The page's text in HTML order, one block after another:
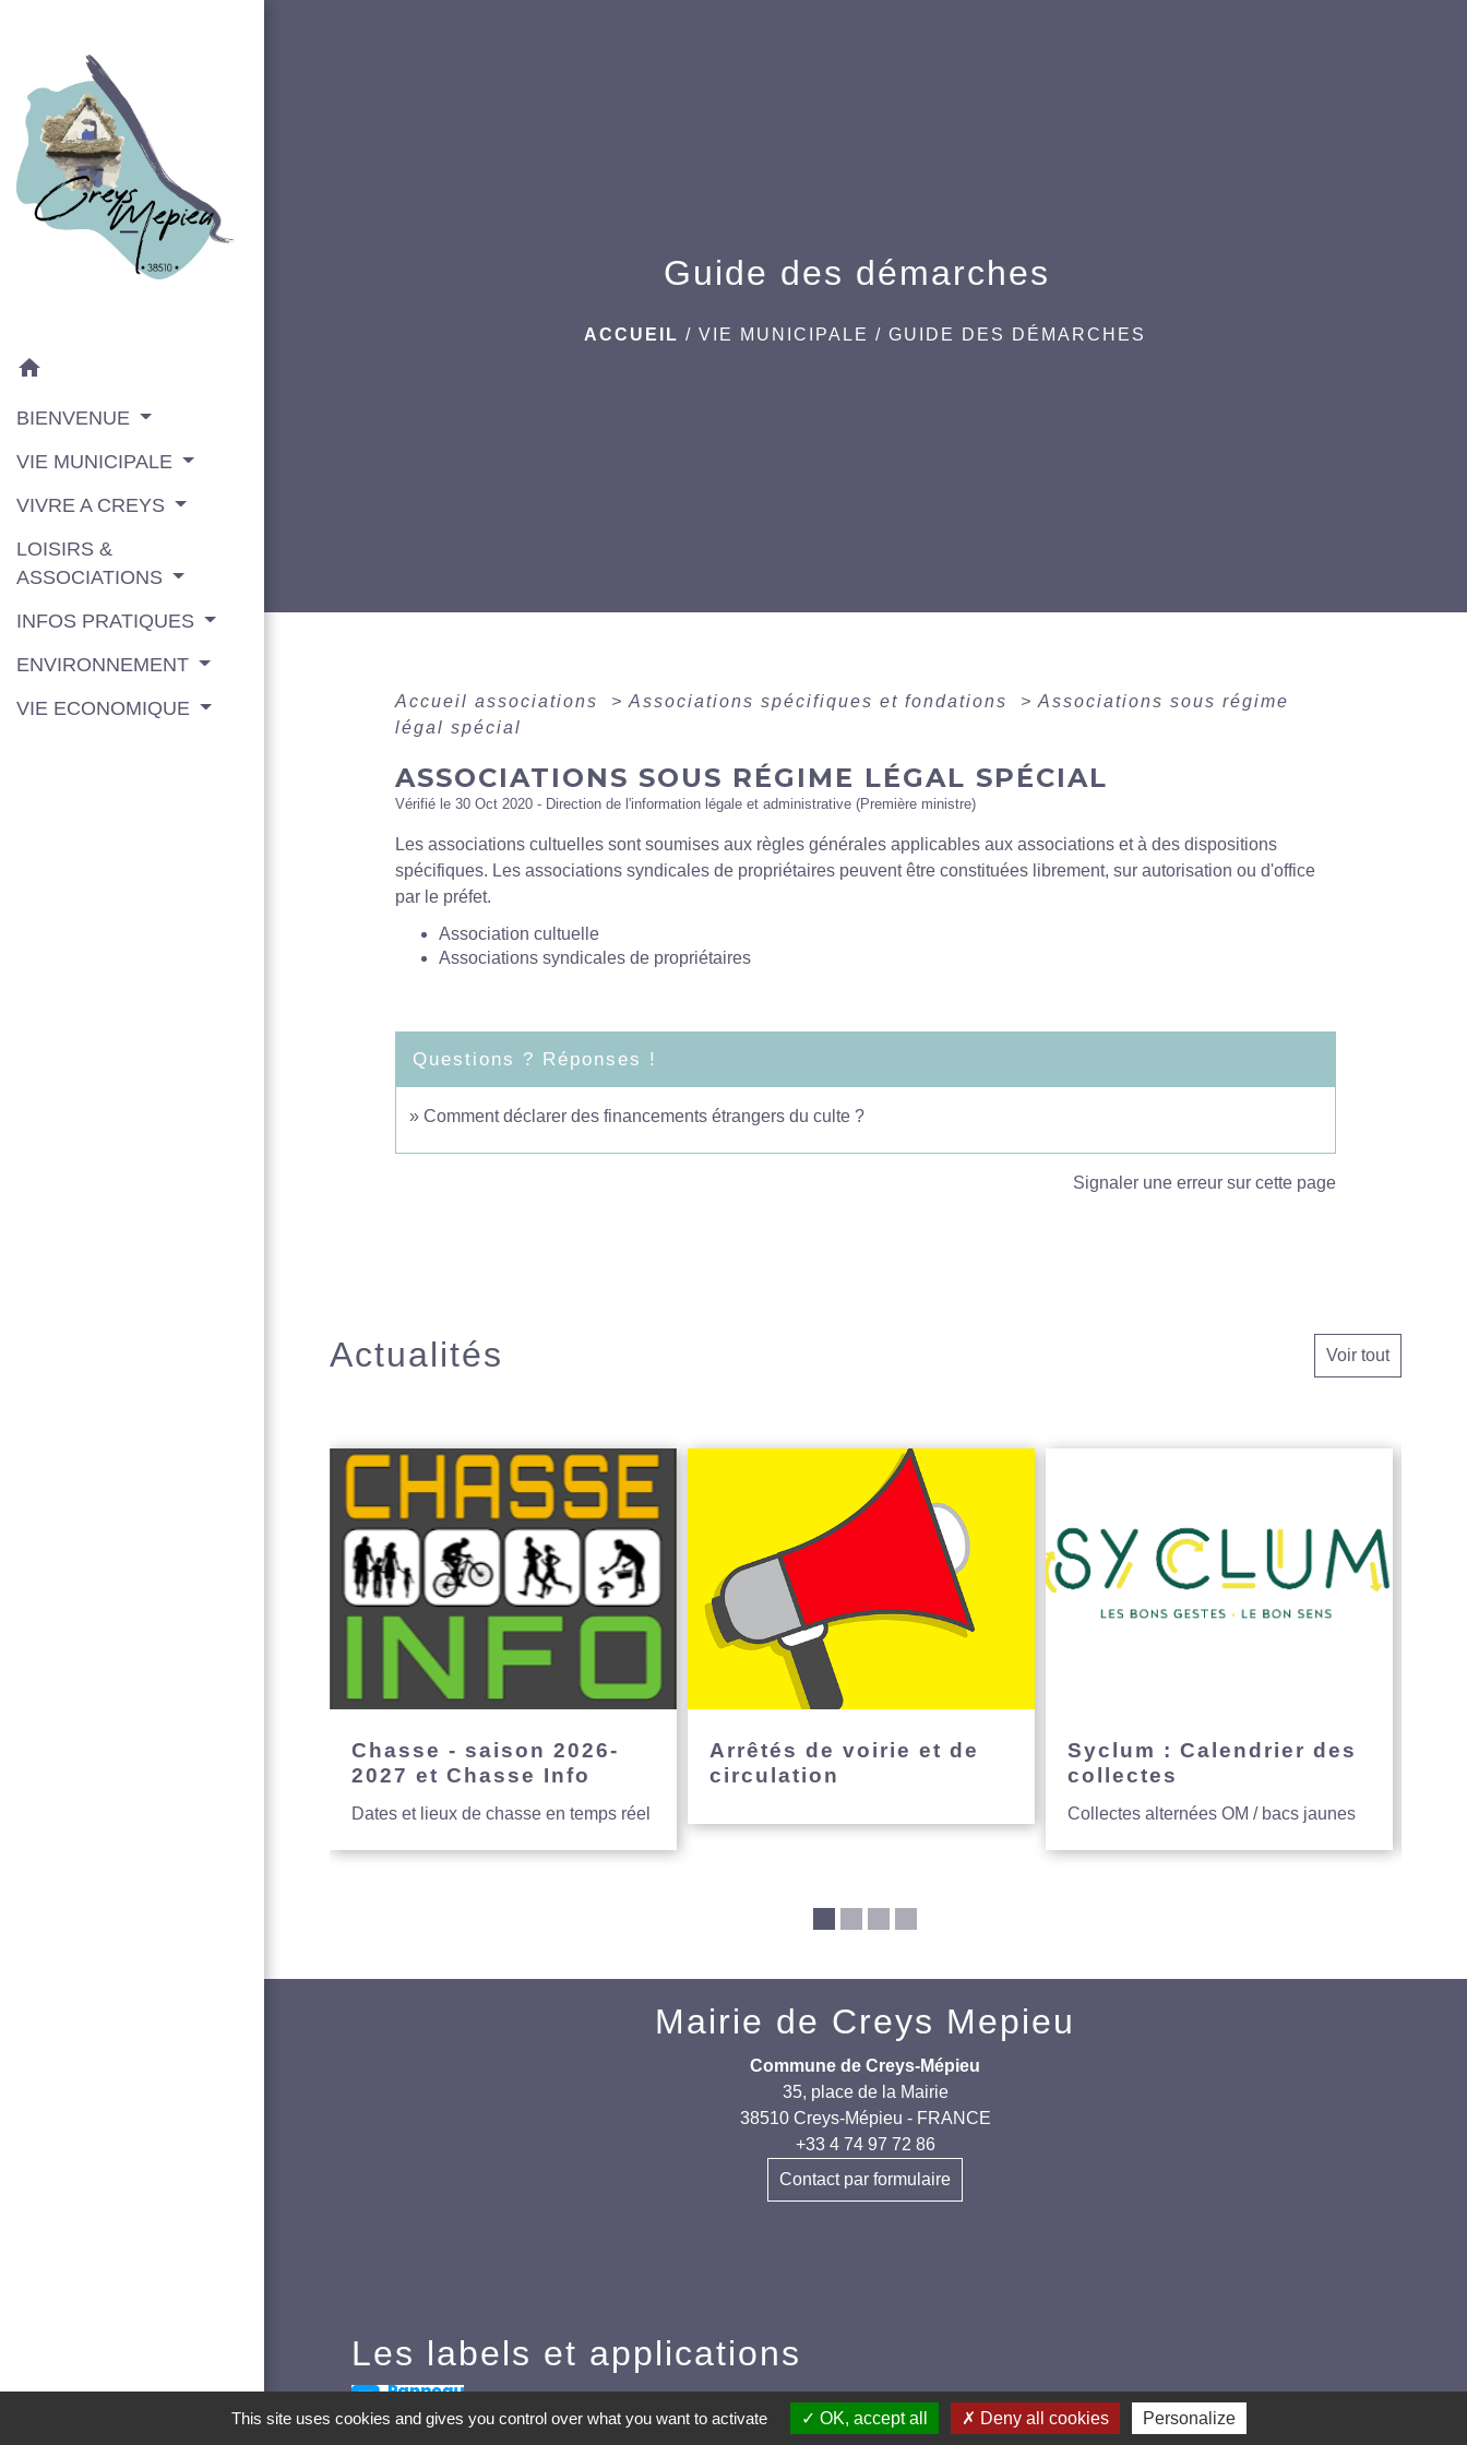
home
BIENVENUE
VIE MUNICIPALE
VIVRE A CREYS
LOISIRS &
ASSOCIATIONS
INFOS PRATIQUES
ENVIRONNEMENT
VIE ECONOMIQUE
Guide des démarches
ACCUEIL /VIE MUNICIPALE /GUIDE DES DÉMARCHES
Accueil associations > Associations spécifiques et fondations > Associations sous régime
légal spécial
ASSOCIATIONS SOUS RÉGIME LÉGAL SPÉCIAL
Vérifié le 30 Oct 2020 - Direction de l'information légale et administrative (Première ministre)
Les associations cultuelles sont soumises aux règles générales applicables aux associations et à des dispositions
spécifiques. Les associations syndicales de propriétaires peuvent être constituées librement, sur autorisation ou d'office
par le préfet.
Association cultuelle
Associations syndicales de propriétaires
Questions ? Réponses !
Comment déclarer des financements étrangers du culte ?
Signaler une erreur sur cette page
Actualités Voir tout
Chasse - saison 2026-
2027 et Chasse Info
Dates et lieux de chasse en temps réel
Arrêtés de voirie et de
circulation
Syclum : Calendrier des
collectes
Collectes alternées OM / bacs jaunes
Mairie de Creys Mepieu
Commune de Creys-Mépieu
35, place de la Mairie
38510 Creys-Mépieu - FRANCE
+33 4 74 97 72 86
Contact par formulaire
Les labels et applications
PanneauPocket (Téléchargez l'application pour
recevoir directement toutes les informations de la commune)
This site uses cookies and gives you control over what you want to activate OK, accept all Deny all cookies Personalize